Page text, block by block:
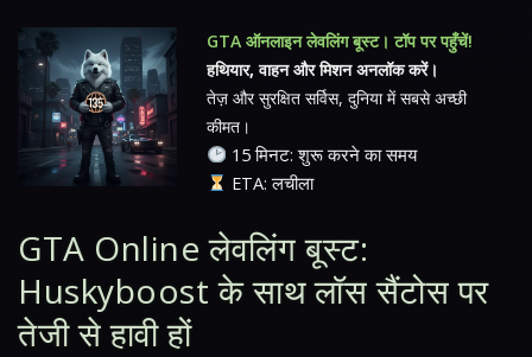
GTA ऑनलाइन लेवलिंग बूस्ट। टॉप पर पहुँचें!
हथियार, वाहन और मिशन अनलॉक करें।
तेज़ और सुरक्षित सर्विस, दुनिया में सबसे अच्छी
कीमत।
15 मिनट: शुरू करने का समय
ETA: लचीला
GTA Online लेवलिंग बूस्ट:
Huskyboost के साथ लॉस सैंटोस पर
तेजी से हावी हों